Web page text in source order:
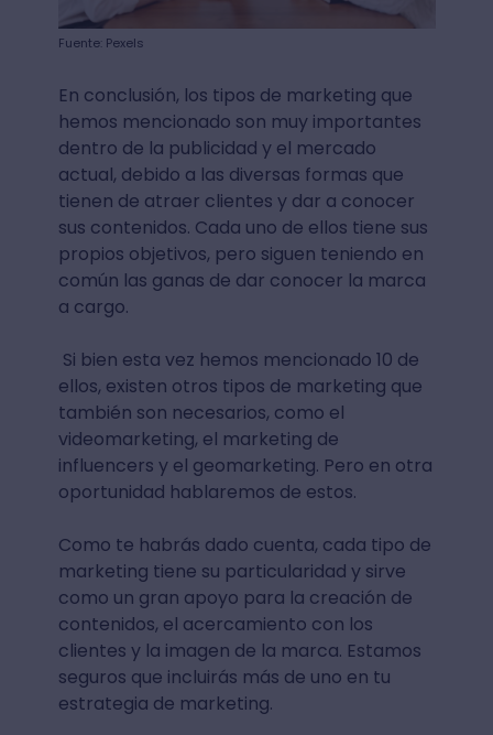
Fuente: Pexels
En conclusión, los tipos de marketing que
hemos mencionado son muy importantes
dentro de la publicidad y el mercado
actual, debido a las diversas formas que
tienen de atraer clientes y dar a conocer
sus contenidos. Cada uno de ellos tiene sus
propios objetivos, pero siguen teniendo en
común las ganas de dar conocer la marca
a cargo.
Si bien esta vez hemos mencionado 10 de
ellos, existen otros tipos de marketing que
también son necesarios, como el
videomarketing, el marketing de
influencers y el geomarketing. Pero en otra
oportunidad hablaremos de estos.
Como te habrás dado cuenta, cada tipo de
marketing tiene su particularidad y sirve
como un gran apoyo para la creación de
contenidos, el acercamiento con los
clientes y la imagen de la marca. Estamos
seguros que incluirás más de uno en tu
estrategia de marketing.